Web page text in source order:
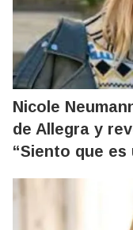
Nicole
de Allegra y
“Siento que es